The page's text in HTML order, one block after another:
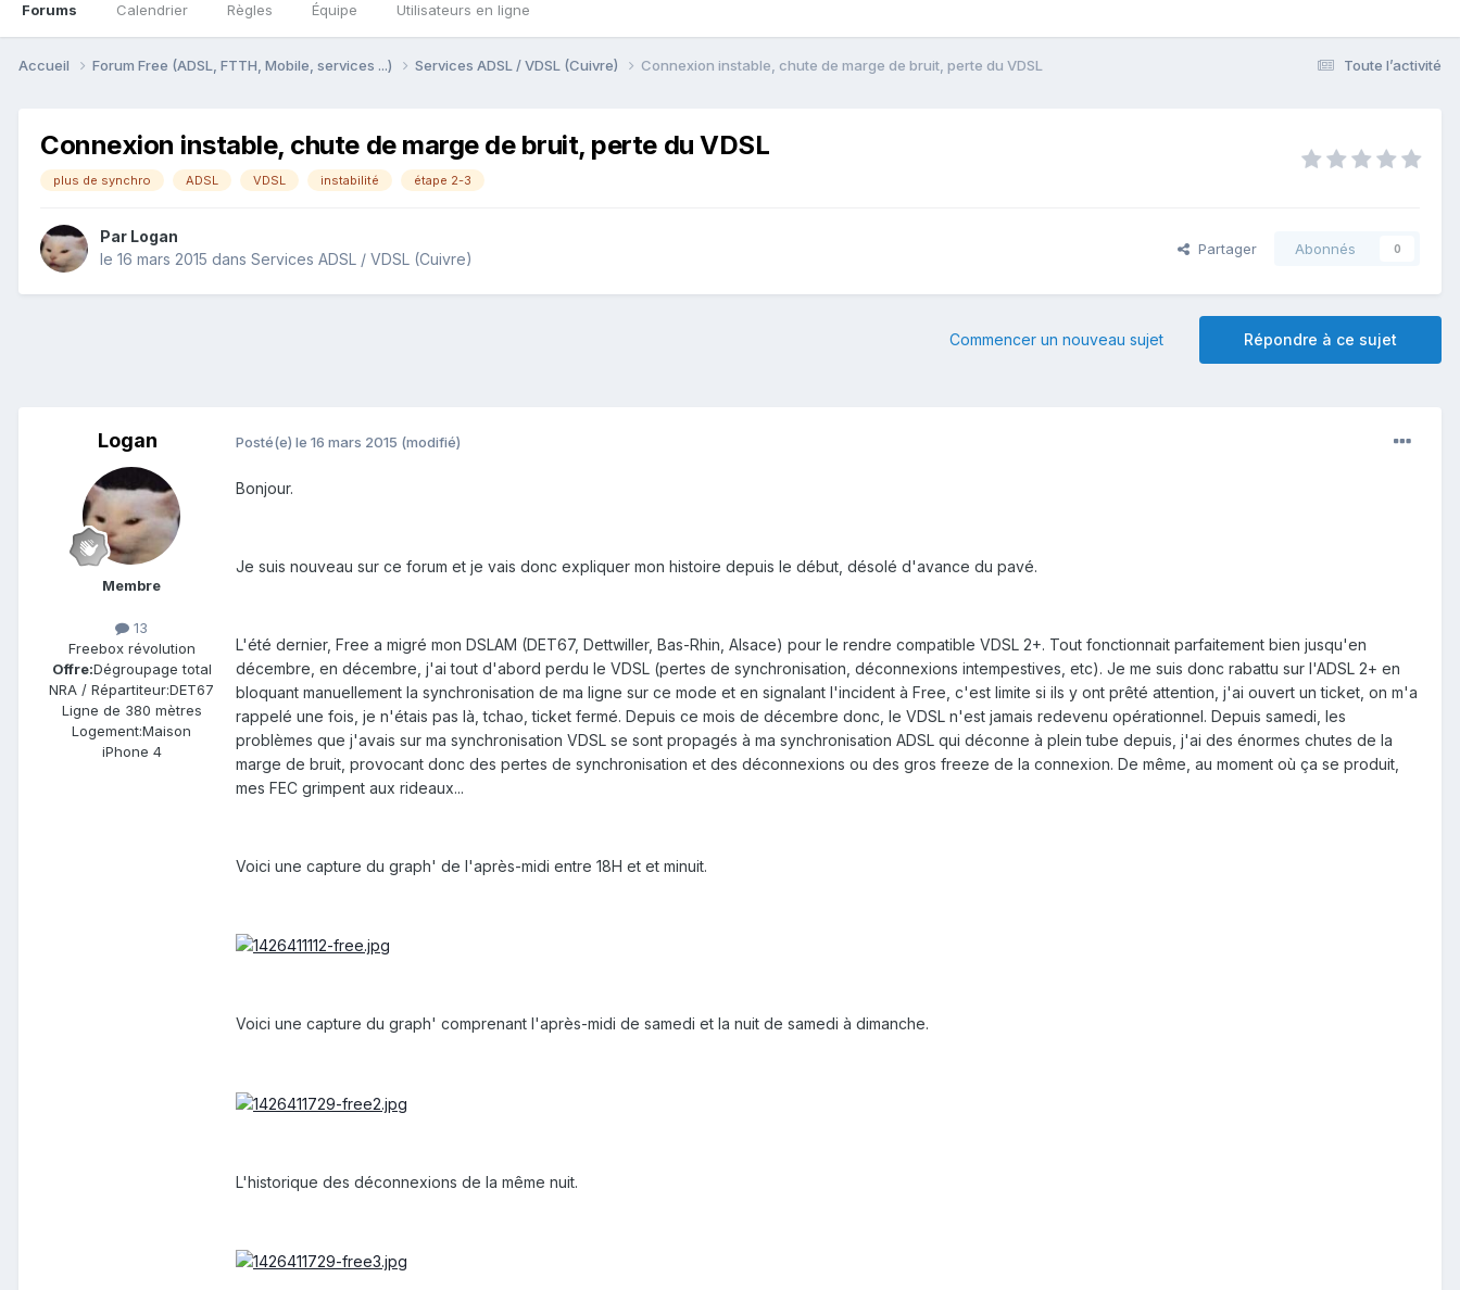
Forums Calendrier Règles Équipe Utilisateurs en ligne
Toute l’activité
Accueil Forum Free (ADSL, FTTH, Mobile, services ...) Services ADSL / VDSL (Cuivre) Connexion instable, chute de marge de bruit, perte du VDSL
Connexion instable, chute de marge de bruit, perte du VDSL
plus de synchro ADSL VDSL instabilité étape 2-3
Par Logan
le 16 mars 2015 dans Services ADSL / VDSL (Cuivre)
Partager Abonnés 0
Répondre à ce sujet
Commencer un nouveau sujet
Logan
Membre
13
Freebox révolution
Offre:Dégroupage total
NRA / Répartiteur:DET67
Ligne de 380 mètres
Logement:Maison
iPhone 4
Posté(e) le 16 mars 2015 (modifié)
Bonjour.
Je suis nouveau sur ce forum et je vais donc expliquer mon histoire depuis le début, désolé d'avance du pavé.
L'été dernier, Free a migré mon DSLAM (DET67, Dettwiller, Bas-Rhin, Alsace) pour le rendre compatible VDSL 2+. Tout fonctionnait parfaitement bien jusqu'en
décembre, en décembre, j'ai tout d'abord perdu le VDSL (pertes de synchronisation, déconnexions intempestives, etc). Je me suis donc rabattu sur l'ADSL 2+ en
bloquant manuellement la synchronisation de ma ligne sur ce mode et en signalant l'incident à Free, c'est limite si ils y ont prêté attention, j'ai ouvert un ticket, on m'a
rappelé une fois, je n'étais pas là, tchao, ticket fermé. Depuis ce mois de décembre donc, le VDSL n'est jamais redevenu opérationnel. Depuis samedi, les
problèmes que j'avais sur ma synchronisation VDSL se sont propagés à ma synchronisation ADSL qui déconne à plein tube depuis, j'ai des énormes chutes de la
marge de bruit, provocant donc des pertes de synchronisation et des déconnexions ou des gros freeze de la connexion. De même, au moment où ça se produit,
mes FEC grimpent aux rideaux...
Voici une capture du graph' de l'après-midi entre 18H et et minuit.
Voici une capture du graph' comprenant l'après-midi de samedi et la nuit de samedi à dimanche.
L'historique des déconnexions de la même nuit.